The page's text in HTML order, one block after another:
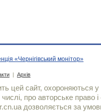
«Чернігівський монітор»
| Архів
цей сайт, охороняються у
про авторське право і
дозволяється за